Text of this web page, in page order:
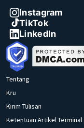
Instagram
TikTok
LinkedIn
Tentang
Kru
Kirim Tulisan
Ketentuan Artikel Terminal